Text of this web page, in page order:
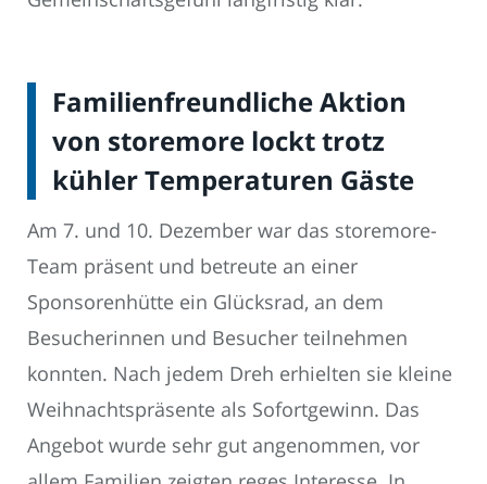
Familienfreundliche Aktion
von storemore lockt trotz
kühler Temperaturen Gäste
Am 7. und 10. Dezember war das storemore-
Team präsent und betreute an einer
Sponsorenhütte ein Glücksrad, an dem
Besucherinnen und Besucher teilnehmen
konnten. Nach jedem Dreh erhielten sie kleine
Weihnachtspräsente als Sofortgewinn. Das
Angebot wurde sehr gut angenommen, vor